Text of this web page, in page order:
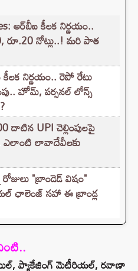
ఆర్‌బీఐ కీలక నిర్ణయం..
రూ.20 నోట్లు..! మరి పాత
నిర్ణయం.. రెపో రేటు
హోమ్, పర్సనల్ లోన్స్
దాటిన UPI చెల్లింపులపై
ఎలాంటి లావాదేవీలకు
"బ్రాండెడ్ విషం"
ఛాలెంజ్‌ సహా ఈ బ్రాండ్ల
ప్యాకేజింగ్ మెటీరియల్, రవాణా